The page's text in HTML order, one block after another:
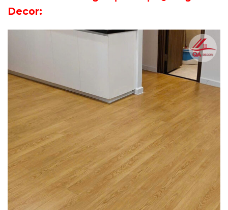
Decor: